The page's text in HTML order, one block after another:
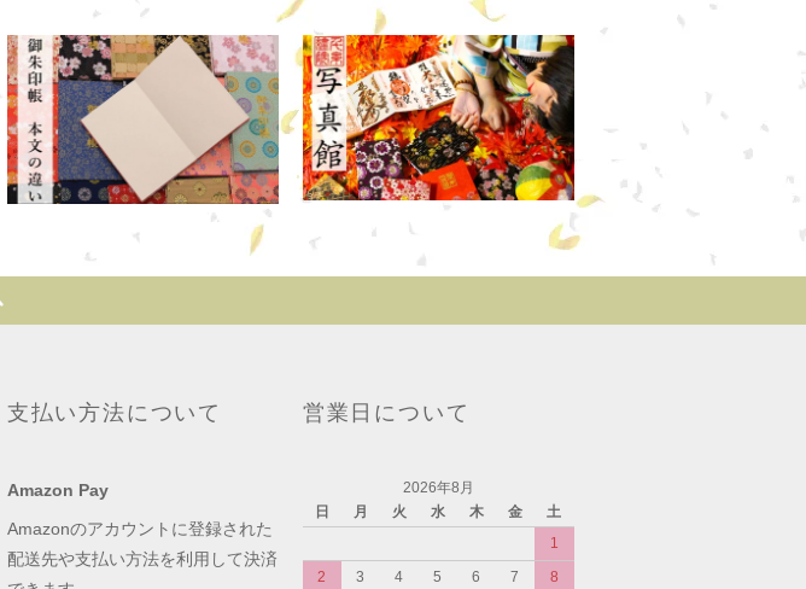
支払い方法について
Amazon Pay
Amazonのアカウントに登録された
配送先や支払い方法を利用して決済
営業日について
2026年8月
日
月 火 水 木 金
土
1
2
3 4 5 6 7
8